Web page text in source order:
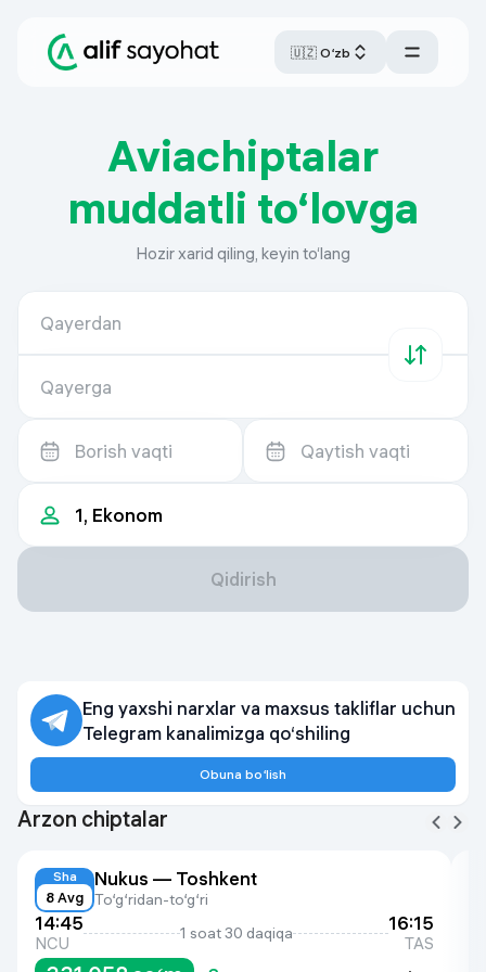
🇺🇿 O‘zb
Aviachiptalar
muddatli to‘lovga
Hozir xarid qiling, keyin to‘lang
Qidirish
Eng yaxshi narxlar va maxsus takliflar uchun
Telegram kanalimizga qo‘shiling
Obuna bo‘lish
Arzon chiptalar
Sha
8 Avg
Nukus — Toshkent
To‘g‘ridan-to‘g‘ri
14:45
NCU 1 soat 30 daqiqa 16:15
TAS